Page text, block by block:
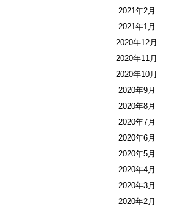
2021年2月
2021年1月
2020年12月
2020年11月
2020年10月
2020年9月
2020年8月
2020年7月
2020年6月
2020年5月
2020年4月
2020年3月
2020年2月